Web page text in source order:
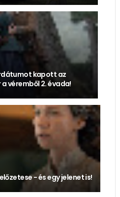
kapott az
véremből 2. évada!
- és egy jelenet is!